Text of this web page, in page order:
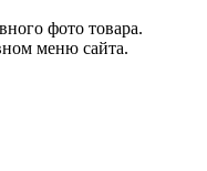
фото товара.
меню сайта.